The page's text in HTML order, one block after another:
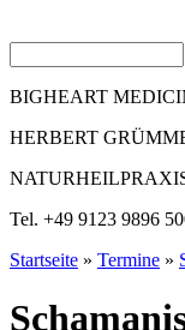
Suchformular
BIGHEART
HERBERT
Tel. +49 9123 9896
Startseite » Termine »